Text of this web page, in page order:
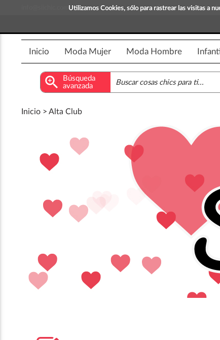
Utilizamos Cookies, sólo para rastrear las visitas a
¡Compra y vende
Inicio Moda Mujer Moda Hombre
zoom_in
Búsqueda
avanzada
Inicio > Alta Club